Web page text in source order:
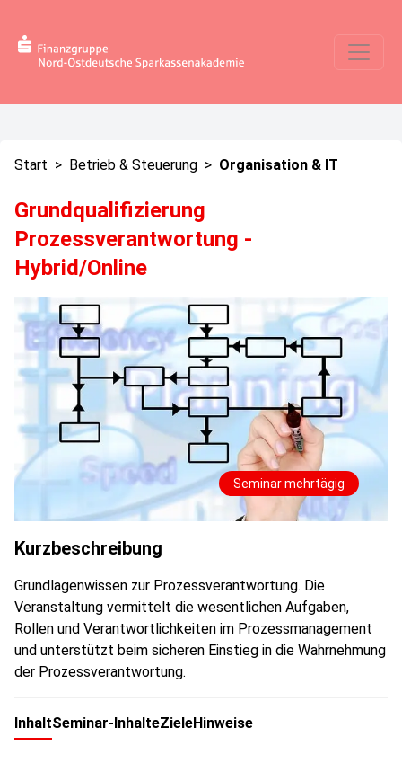
Start > Betrieb & Steuerung > Organisation & IT
Grundqualifizierung
Prozessverantwortung -
Hybrid/Online
Seminar mehrtägig
Kurzbeschreibung
Grundlagenwissen zur Prozessverantwortung. Die
Veranstaltung vermittelt die wesentlichen Aufgaben,
Rollen und Verantwortlichkeiten im Prozessmanagement
und unterstützt beim sicheren Einstieg in die Wahrnehmung
der Prozessverantwortung.
InhaltSeminar-InhalteZieleHinweise